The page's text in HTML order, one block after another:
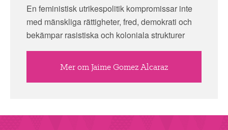
En feministisk utrikespolitik kompromissar inte
med mänskliga rättigheter, fred, demokrati och
bekämpar rasistiska och koloniala strukturer
Mer om Jaime Gomez Alcaraz